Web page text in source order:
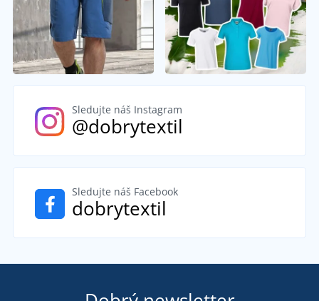
Sledujte náš Instagram
@dobrytextil
Sledujte náš Facebook
dobrytextil